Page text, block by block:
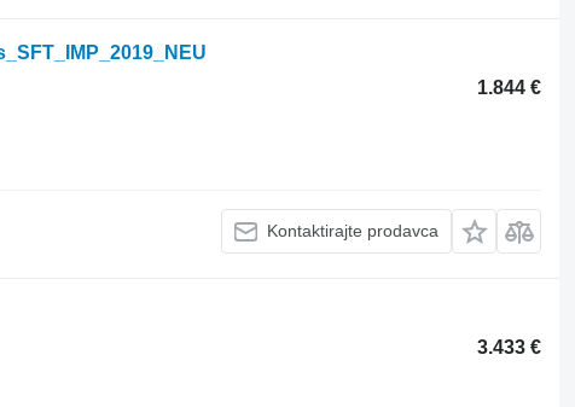
1.844 €
Kontaktirajte prodavca
3.433 €